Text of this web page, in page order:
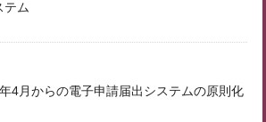
テム
4月からの電子申請届出システムの原則化